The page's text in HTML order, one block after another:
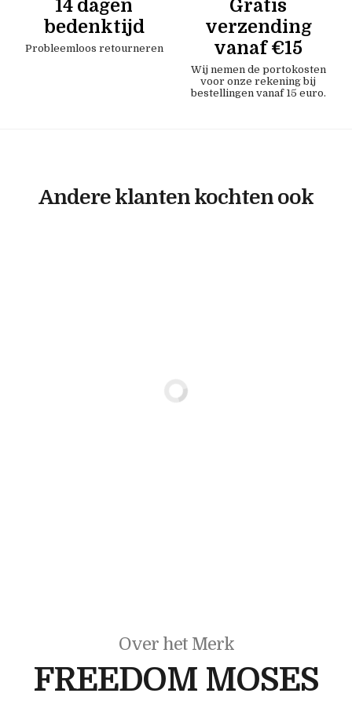
14 dagen
bedenktijd
Probleemloos retourneren
Gratis
verzending
vanaf €15
Wij nemen de portokosten
voor onze rekening bij
bestellingen vanaf 15 euro.
Andere klanten kochten ook
Over het Merk
FREEDOM MOSES